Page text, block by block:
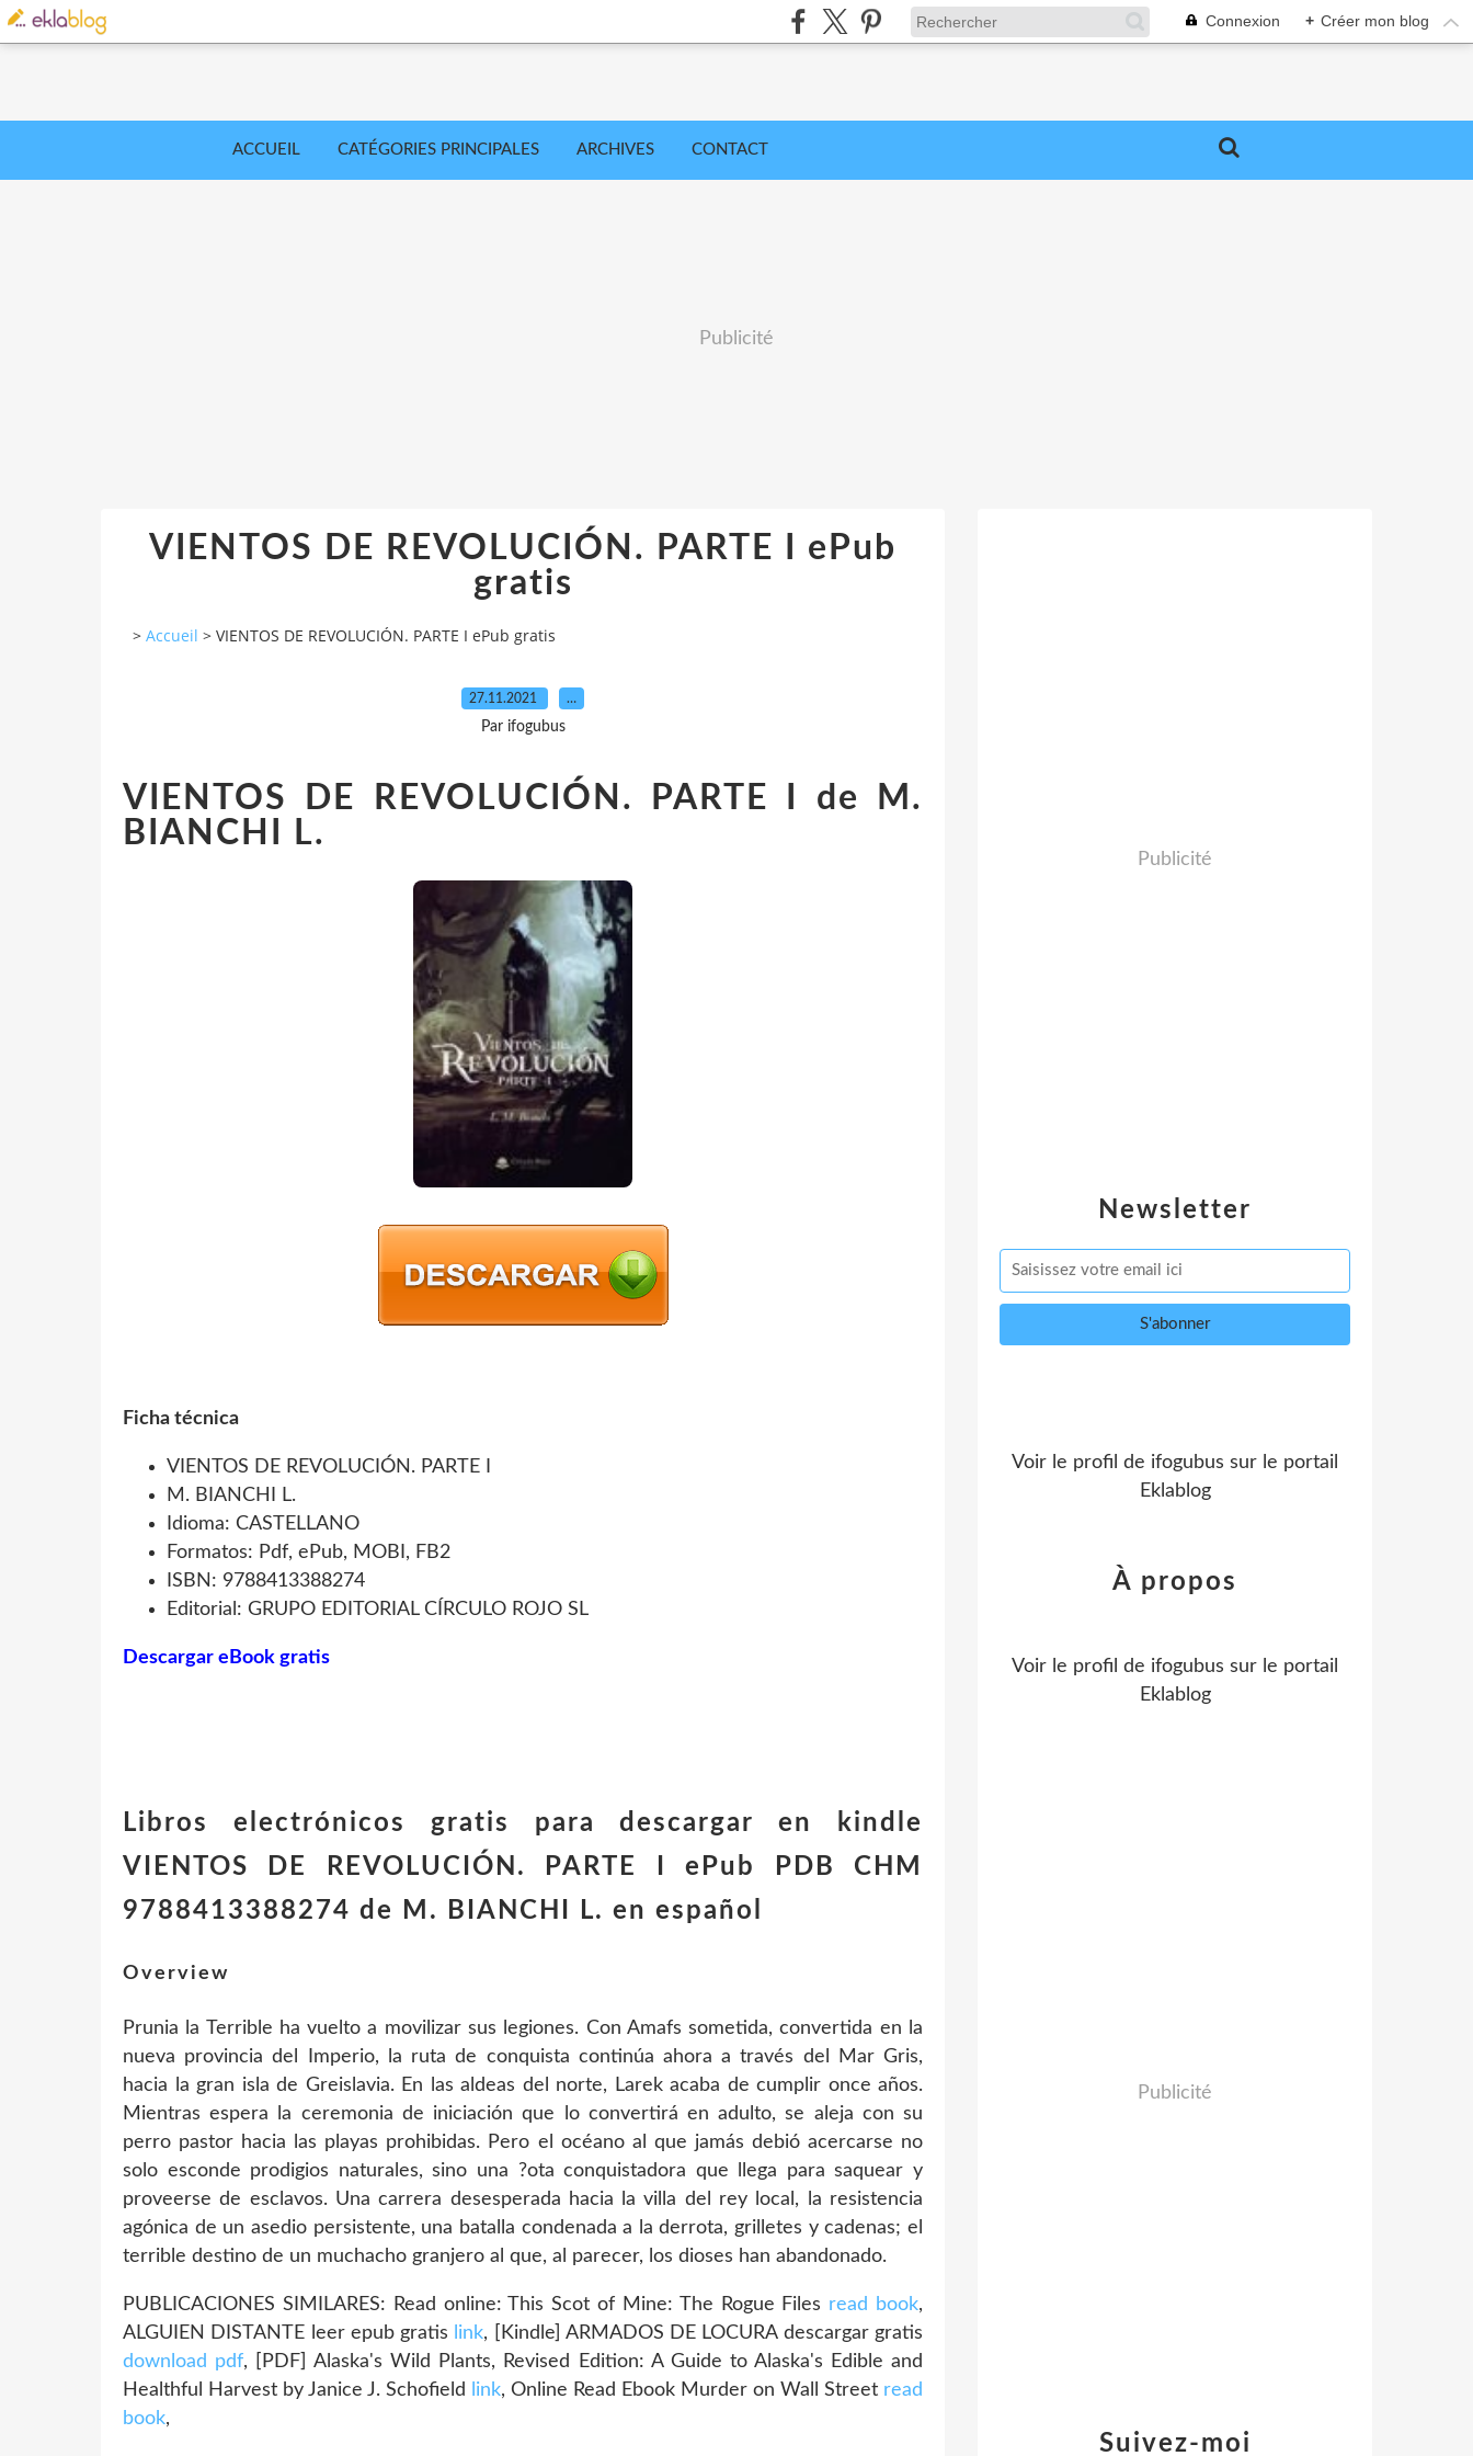
Connexion + Créer mon blog
ACCUEIL CATÉGORIES PRINCIPALES ARCHIVES CONTACT
Publicité
VIENTOS DE REVOLUCIÓN. PARTE I ePub
gratis
> Accueil > VIENTOS DE REVOLUCIÓN. PARTE I ePub gratis
27.11.2021 …
Par ifogubus
VIENTOS DE REVOLUCIÓN. PARTE I de M.
BIANCHI L.
Ficha técnica
VIENTOS DE REVOLUCIÓN. PARTE I
M. BIANCHI L.
Idioma: CASTELLANO
Formatos: Pdf, ePub, MOBI, FB2
ISBN: 9788413388274
Editorial: GRUPO EDITORIAL CÍRCULO ROJO SL
Descargar eBook gratis
Libros electrónicos gratis para descargar en kindle
VIENTOS DE REVOLUCIÓN. PARTE I ePub PDB CHM
9788413388274 de M. BIANCHI L. en español
Overview
Prunia la Terrible ha vuelto a movilizar sus legiones. Con Amafs sometida, convertida en la
nueva provincia del Imperio, la ruta de conquista continúa ahora a través del Mar Gris,
hacia la gran isla de Greislavia. En las aldeas del norte, Larek acaba de cumplir once años.
Mientras espera la ceremonia de iniciación que lo convertirá en adulto, se aleja con su
perro pastor hacia las playas prohibidas. Pero el océano al que jamás debió acercarse no
solo esconde prodigios naturales, sino una ?ota conquistadora que llega para saquear y
proveerse de esclavos. Una carrera desesperada hacia la villa del rey local, la resistencia
agónica de un asedio persistente, una batalla condenada a la derrota, grilletes y cadenas; el
terrible destino de un muchacho granjero al que, al parecer, los dioses han abandonado.
PUBLICACIONES SIMILARES: Read online: This Scot of Mine: The Rogue Files read book,
ALGUIEN DISTANTE leer epub gratis
link, [Kindle] ARMADOS DE LOCURA descargar gratis
download pdf, [PDF] Alaska's Wild Plants, Revised Edition: A Guide to Alaska's Edible and
Healthful Harvest by Janice J. Schofield
link, Online Read Ebook Murder on Wall Street read
book,
Newsletter
Publicité
Voir le profil de ifogubus sur le portail
Eklablog
Suivez-moi
À propos
Voir le profil de ifogubus sur le portail
Eklablog
Publicité